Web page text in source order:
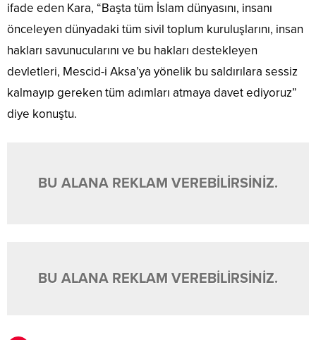
ifade eden Kara, “Başta tüm İslam dünyasını, insanı
önceleyen dünyadaki tüm sivil toplum kuruluşlarını, insan
hakları savunucularını ve bu hakları destekleyen
devletleri, Mescid-i Aksa’ya yönelik bu saldırılara sessiz
kalmayıp gereken tüm adımları atmaya davet ediyoruz”
diye konuştu.
BU ALANA REKLAM VEREBİLİRSİNİZ.
BU ALANA REKLAM VEREBİLİRSİNİZ.